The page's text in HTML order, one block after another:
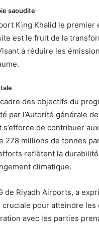
saoudite
King Khalid le
est le fruit de la
à réduire les
des objectifs du
par l’Autorité générale
de contribuer
278 millions de tonnes
reflètent la
climatique.
de Riyadh Airports, a
pour atteindre
avec les parties